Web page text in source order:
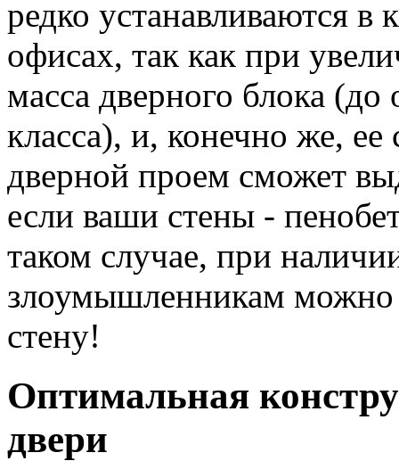
редко устанавливаются
офисах, так как при
масса дверного блока
класса), и, конечно же,
дверной проем сможет
если ваши стены -
таком случае, при
злоумышленникам можно
стену!
Оптимальная
двери